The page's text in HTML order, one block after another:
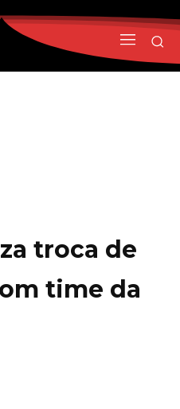
troca de
time da